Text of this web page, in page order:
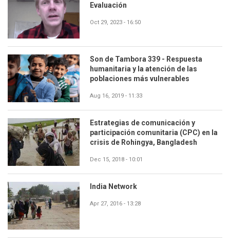
Evaluación
Oct 29, 2023 - 16:50
Son de Tambora 339 - Respuesta
humanitaria y la atención de las
poblaciones más vulnerables
Aug 16, 2019 - 11:33
Estrategias de comunicación y
participación comunitaria (CPC) en la
crisis de Rohingya, Bangladesh
Dec 15, 2018 - 10:01
India Network
Apr 27, 2016 - 13:28